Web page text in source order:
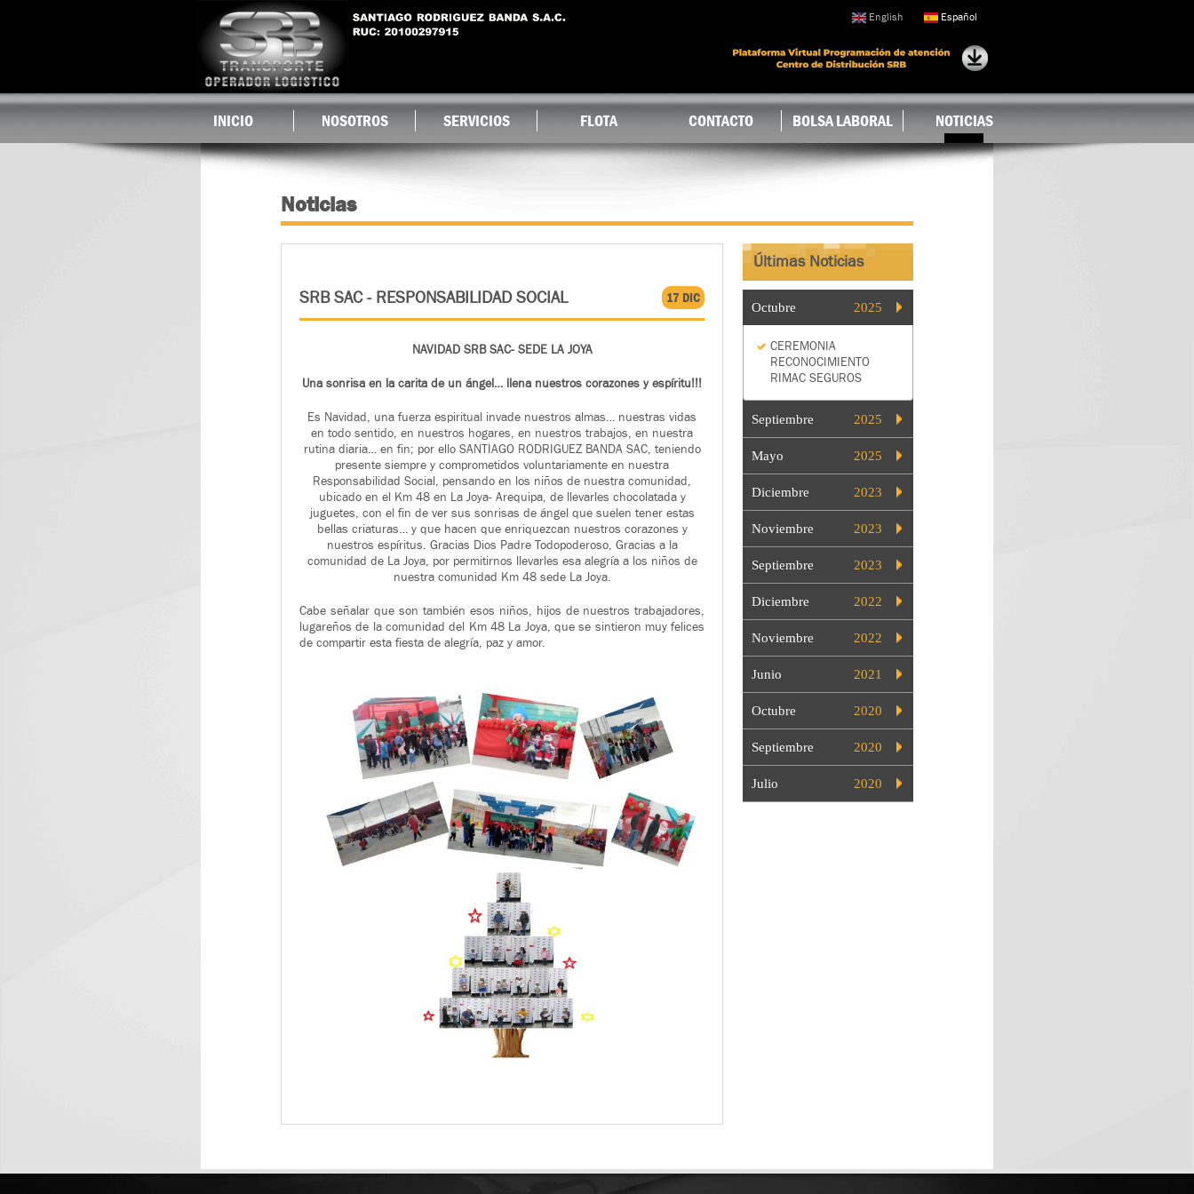
English Español
INICIO NOSOTROS SERVICIOS FLOTA CONTACTO BOLSA LABORAL NOTICIAS
Noticias
SRB SAC - RESPONSABILIDAD SOCIAL 17 DIC
NAVIDAD SRB SAC- SEDE LA JOYA
Una sonrisa en la carita de un ángel… llena nuestros corazones y espíritu!!!
Es Navidad, una fuerza espiritual invade nuestros almas… nuestras vidas
en todo sentido, en nuestros hogares, en nuestros trabajos, en nuestra
rutina diaria… en fin; por ello SANTIAGO RODRIGUEZ BANDA SAC, teniendo
presente siempre y comprometidos voluntariamente en nuestra
Responsabilidad Social, pensando en los niños de nuestra comunidad,
ubicado en el Km 48 en La Joya- Arequipa, de llevarles chocolatada y
juguetes, con el fin de ver sus sonrisas de ángel que suelen tener estas
bellas criaturas… y que hacen que enriquezcan nuestros corazones y
nuestros espíritus. Gracias Dios Padre Todopoderoso, Gracias a la
comunidad de La Joya, por permitirnos llevarles esa alegría a los niños de
nuestra comunidad Km 48 sede La Joya.
Cabe señalar que son también esos niños, hijos de nuestros trabajadores,
lugareños de la comunidad del Km 48 La Joya, que se sintieron muy felices
de compartir esta fiesta de alegría, paz y amor.
Últimas Noticias
Octubre 2025
CEREMONIA
RECONOCIMIENTO
RIMAC SEGUROS
Septiembre 2025
Mayo 2025
Diciembre 2023
Noviembre 2023
Septiembre 2023
Diciembre 2022
Noviembre 2022
Junio 2021
Octubre 2020
Septiembre 2020
Julio 2020